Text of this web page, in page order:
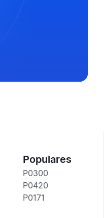
Populares
P0300
P0420
P0171